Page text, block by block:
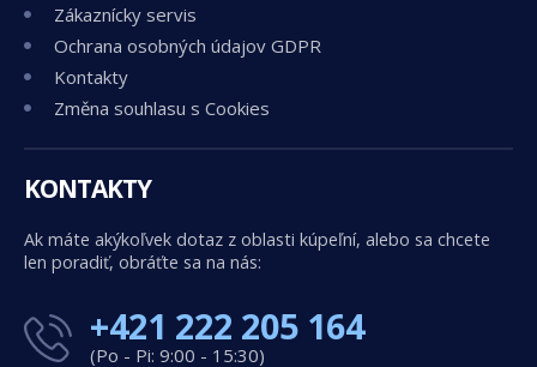
Zákaznícky servis
Ochrana osobných údajov GDPR
Kontakty
Změna souhlasu s Cookies
KONTAKTY
Ak máte akýkoľvek dotaz z oblasti kúpeľní, alebo sa chcete
len poradiť, obráťte sa na nás:
+421 222 205 164
(Po - Pi: 9:00 - 15:30)